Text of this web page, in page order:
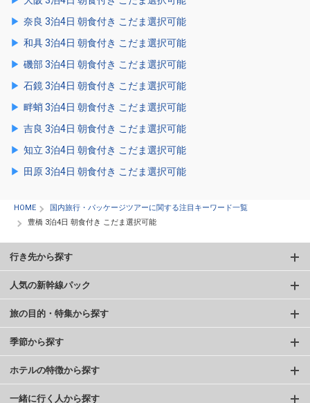
奈良 3泊4日 朝食付き こだま選択可能
和具 3泊4日 朝食付き こだま選択可能
磯部 3泊4日 朝食付き こだま選択可能
石鏡 3泊4日 朝食付き こだま選択可能
畔蛸 3泊4日 朝食付き こだま選択可能
吉良 3泊4日 朝食付き こだま選択可能
知立 3泊4日 朝食付き こだま選択可能
田原 3泊4日 朝食付き こだま選択可能
HOME
国内旅行・パッケージツアーに関する注目キーワード一覧
豊橋 3泊4日 朝食付き こだま選択可能
行き先から探す
人気の新幹線パック
旅の目的・特集から探す
季節から探す
ホテルの特徴から探す
一緒に行く人から探す